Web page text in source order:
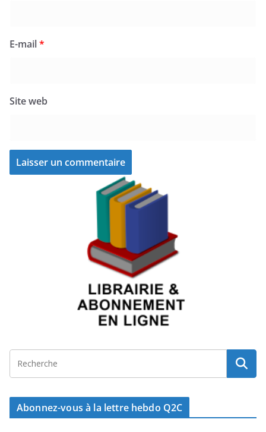
E-mail*
Site web
Abonnez-vous à la lettre hebdo Q2C